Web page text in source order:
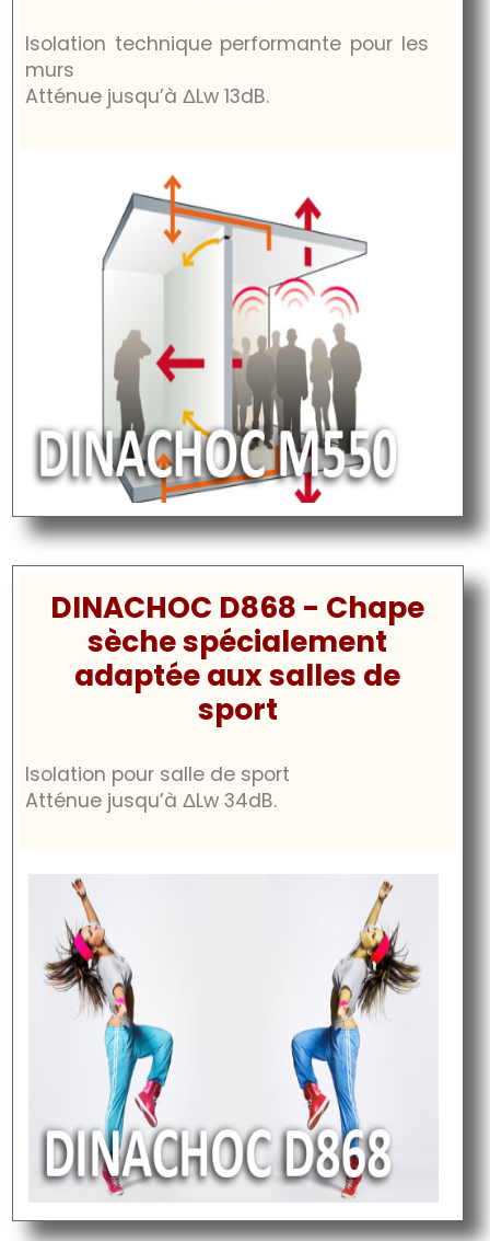
Isolation technique performante pour les
murs
Atténue jusqu’àΔLw 13dB.
DINACHOC D868 - Chape
sèche spécialement
adaptée aux salles de
sport
Isolation pour salle de sport
Atténue jusqu’àΔLw 34dB.